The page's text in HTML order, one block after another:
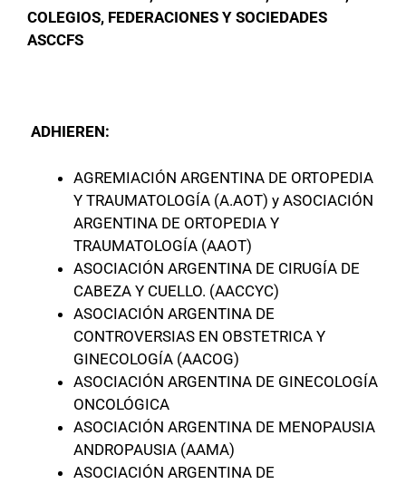
COLEGIOS, FEDERACIONES Y SOCIEDADES
ASCCFS
ADHIEREN:
AGREMIACIÓN ARGENTINA DE ORTOPEDIA
Y TRAUMATOLOGÍA (A.AOT) y ASOCIACIÓN
ARGENTINA DE ORTOPEDIA Y
TRAUMATOLOGÍA (AAOT)
ASOCIACIÓN ARGENTINA DE CIRUGÍA DE
CABEZA Y CUELLO. (AACCYC)
ASOCIACIÓN ARGENTINA DE
CONTROVERSIAS EN OBSTETRICA Y
GINECOLOGÍA (AACOG)
ASOCIACIÓN ARGENTINA DE GINECOLOGÍA
ONCOLÓGICA
ASOCIACIÓN ARGENTINA DE MENOPAUSIA
ANDROPAUSIA (AAMA)
ASOCIACIÓN ARGENTINA DE